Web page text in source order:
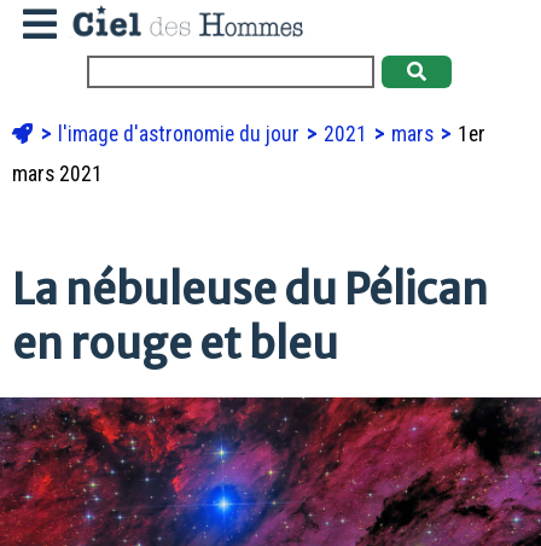
l'image d'astronomie du jour 2021 mars
1er
mars 2021
La nébuleuse du Pélican
en rouge et bleu